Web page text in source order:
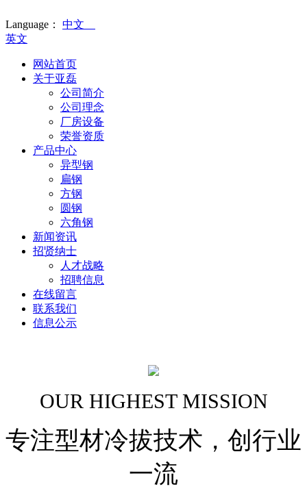
Language： 中文
英文
网站首页
关于亚磊
公司简介
公司理念
厂房设备
荣誉资质
产品中心
异型钢
扁钢
方钢
圆钢
六角钢
新闻资讯
招贤纳士
人才战略
招聘信息
在线留言
联系我们
信息公示
OUR HIGHEST MISSION
专注型材冷拔技术，创行业
一流